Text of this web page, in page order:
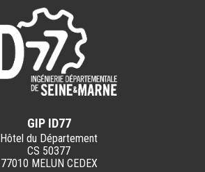
GIP ID77
Hôtel du Département
CS 50377
77010 MELUN CEDEX